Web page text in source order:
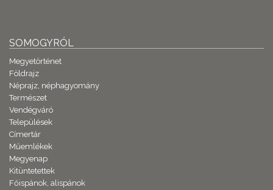
SOMOGYRÓL
Megyetörténet
Földrajz
Néprajz, néphagyomány
Természet
Vendégváró
Települések
Címertár
Műemlékek
Megyenap
Kitüntetettek
Főispánok, alispánok